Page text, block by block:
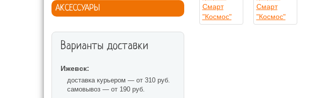
АКСЕССУАРЫ
Варианты доставки
Ижевск:
доставка курьером — от 310 руб.
самовывоз — от 190 руб.